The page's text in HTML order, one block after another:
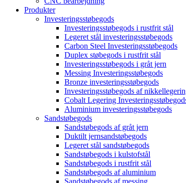
Produkter
Investeringsstøbegods
Investeringsstøbegods i rustfrit stål
Legeret stål investeringsstøbegods
Carbon Steel Investeringsstøbegods
Duplex støbegods i rustfrit stål
Investeringsstøbegods i gråt jern
Messing Investeringsstøbegods
Bronze investeringsstøbegods
Investeringsstøbegods af
Cobalt Legering
Aluminium investeringsstøbegods
Sandstøbegods
Sandstøbegods af gråt jern
Duktilt jernsandstøbegods
Legeret stål sandstøbegods
Sandstøbegods i kulstofstål
Sandstøbegods i rustfrit stål
Sandstøbegods af aluminium
Sandstøbegods af messing